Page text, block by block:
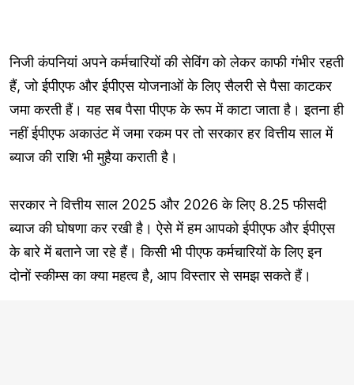
निजी कंपनियां अपने कर्मचारियों की सेविंग को लेकर काफी गंभीर रहती
हैं, जो ईपीएफ और ईपीएस योजनाओं के लिए सैलरी से पैसा काटकर
जमा करती हैं। यह सब पैसा पीएफ के रूप में काटा जाता है। इतना ही
नहीं ईपीएफ अकाउंट में जमा रकम पर तो सरकार हर वित्तीय साल में
ब्याज की राशि भी मुहैया कराती है।
सरकार ने वित्तीय साल 2025 और 2026 के लिए 8.25 फीसदी
ब्याज की घोषणा कर रखी है। ऐसे में हम आपको ईपीएफ और ईपीएस
के बारे में बताने जा रहे हैं। किसी भी पीएफ कर्मचारियों के लिए इन
दोनों स्कीम्स का क्या महत्व है, आप विस्तार से समझ सकते हैं।